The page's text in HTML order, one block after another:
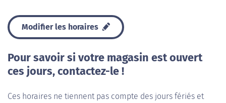
Modifier les horaires
Pour savoir si votre magasin est ouvert
ces jours, contactez-le !
Ces horaires ne tiennent pas compte des jours fériés et